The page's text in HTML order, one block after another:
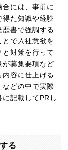
には、事前に
得た知識や経験
書で強調する
とで入社意欲を
対策を行って
が募集要項など
容に仕上げる
などの中で実際
記載してPRし
る